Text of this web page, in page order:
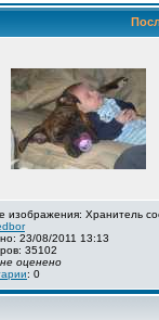
изображения: Хранитель
23/08/2011 13:13
35102
не оценено
: 0